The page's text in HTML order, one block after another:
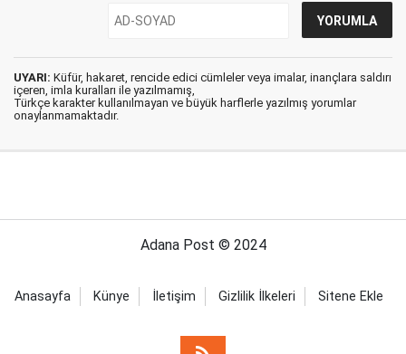
UYARI: Küfür, hakaret, rencide edici cümleler veya imalar, inançlara saldırı
içeren, imla kuralları ile yazılmamış,
Türkçe karakter kullanılmayan ve büyük harflerle yazılmış yorumlar
onaylanmamaktadır.
Adana Post © 2024
Anasayfa Künye İletişim Gizlilik İlkeleri Sitene Ekle